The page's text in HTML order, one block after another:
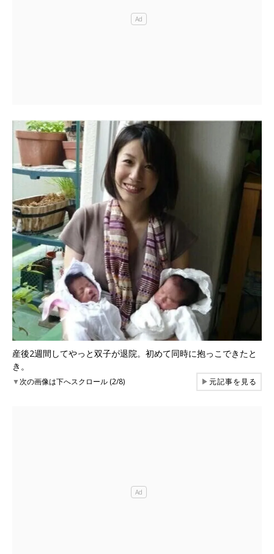
産後2週間してやっと双子が退院。初めて同時に抱っこできたと
き。
▼次の画像は下へスクロール (2/8) ▶元記事を見る